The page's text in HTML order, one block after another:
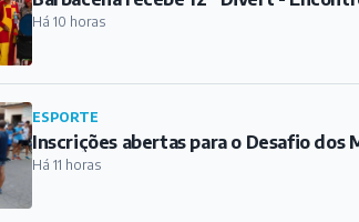
Há 12 horas